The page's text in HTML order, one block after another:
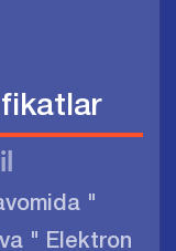
"
" Elektron